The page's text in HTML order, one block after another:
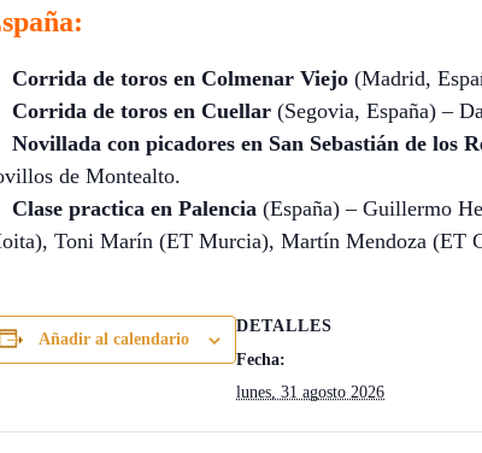
Corrida de toros en Colmenar Viejo (Madrid,
Corrida de toros en Cuellar (Segovia, España) –
Novillada con picadores en San Sebastián de los
de Montealto.
Clase practica en Palencia (España) – Guillermo
Toni Marín (ET Murcia), Martín Mendoza (ET
Añadir al calendario
DETALLES
Fecha:
lunes, 31 agosto 2026